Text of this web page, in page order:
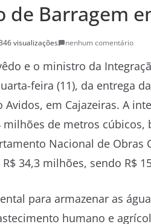
de Barragem
visualizações nenhum comentário
e o ministro da
feira (11), da entrega
Avidos, em Cajazeiras. A
de metros
Nacional de Obras
34,3 milhões, sendo R$
para armazenar as
humano e